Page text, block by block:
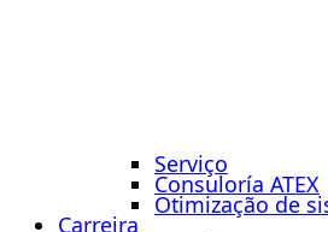
Serviço
Consuloría ATEX
Otimização de
Carreira